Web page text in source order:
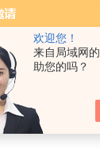
欢迎您！
来自局域网
助您的吗？